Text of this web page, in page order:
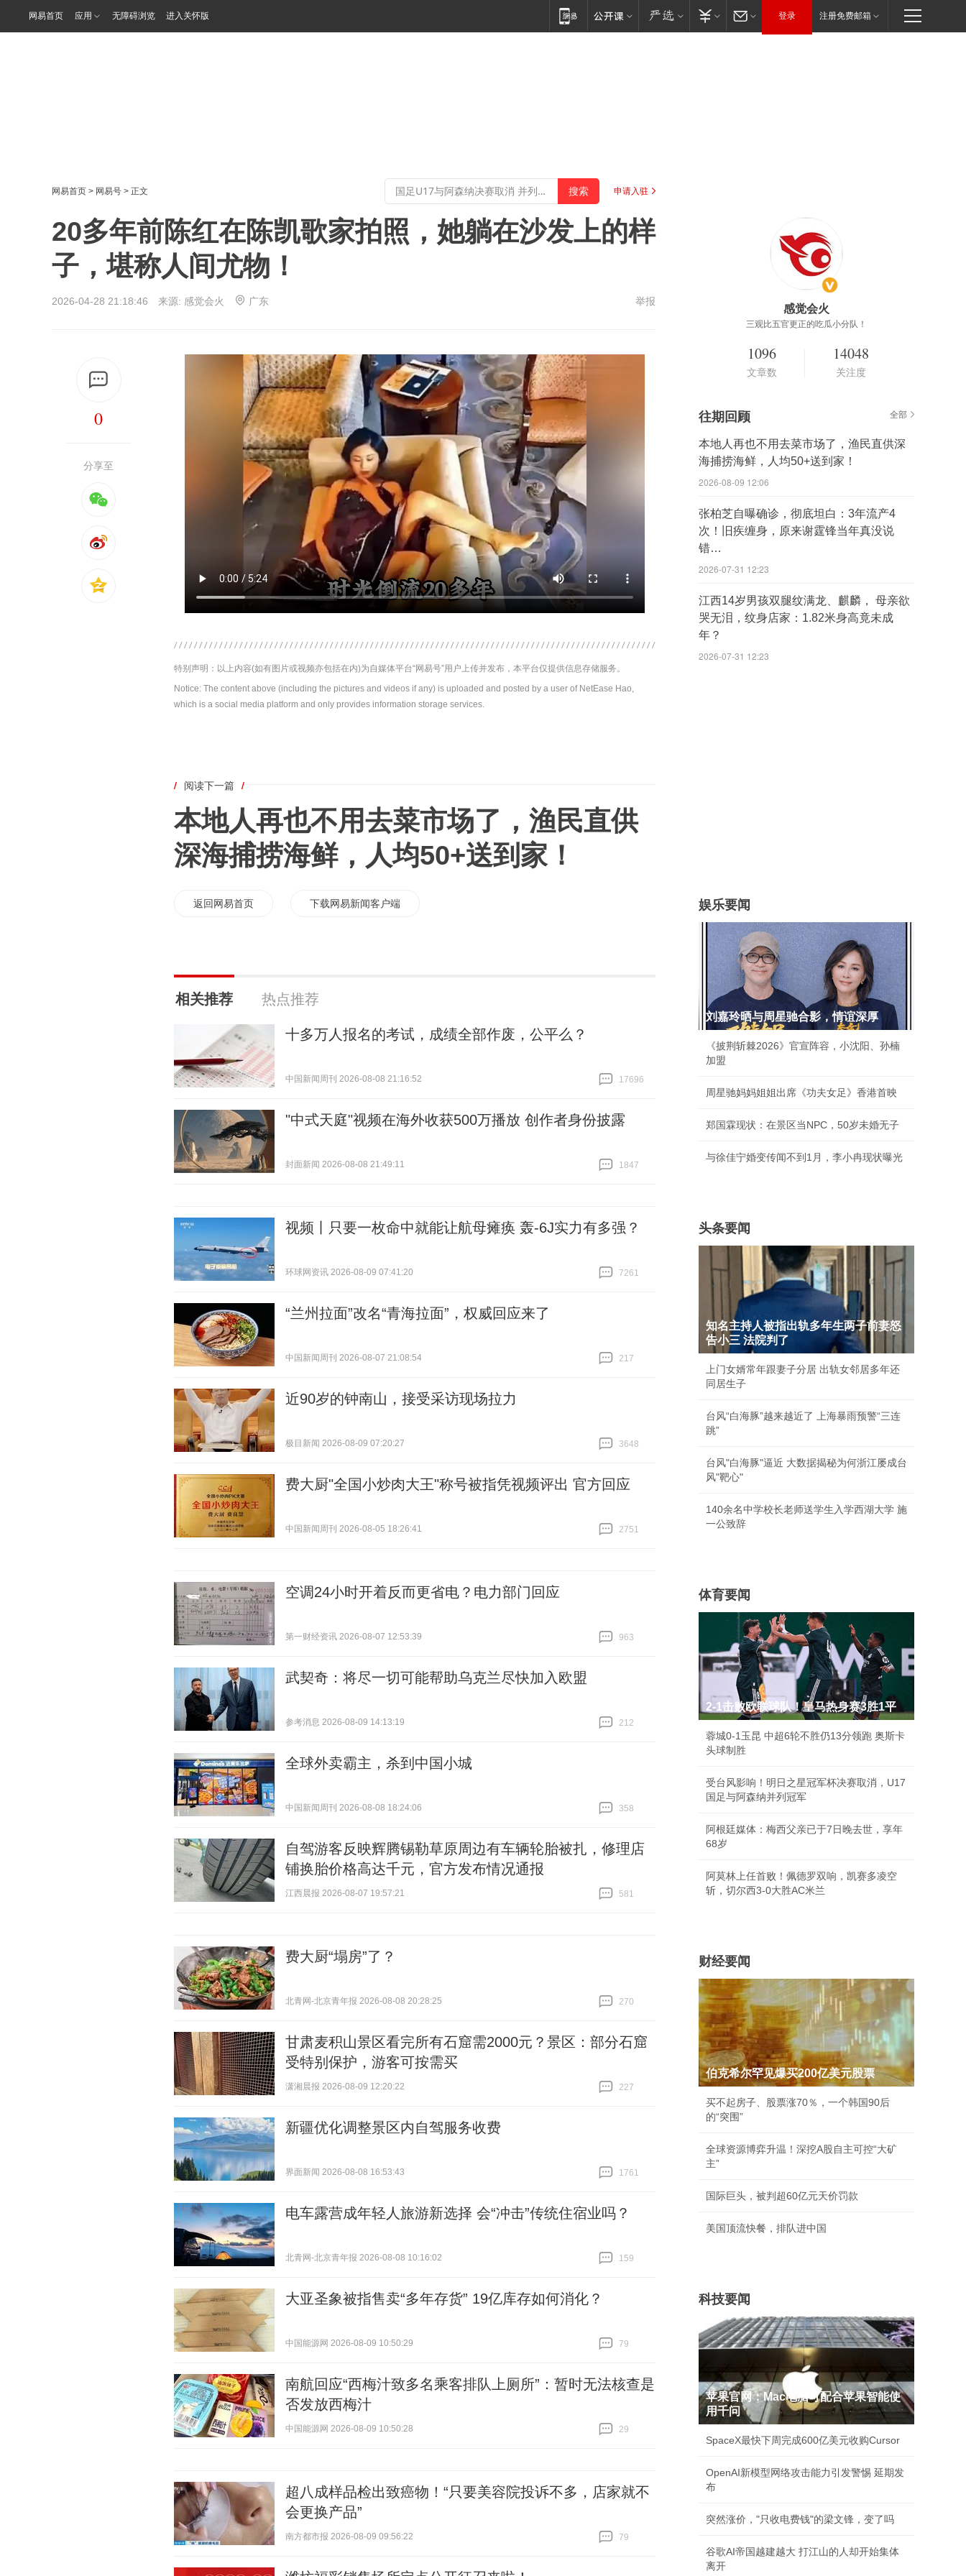
网易首页 应用 无障碍浏览 进入关怀版 登录 注册免费邮箱
网易首页 > 网易号 > 正文 申请入驻
20多年前陈红在陈凯歌家拍照，她躺在沙发上的样
子，堪称人间尤物！
2026-04-28 21:18:46 来源: 感觉会火 广东 举报
0
分享至
特别声明：以上内容(如有图片或视频亦包括在内)为自媒体平台“网易号”用户上传并发布，本平台仅提供信息存储服务。
Notice: The content above (including the pictures and videos if any) is uploaded and posted by a user of NetEase Hao,
which is a social media platform and only provides information storage services.
/ 阅读下一篇 /
本地人再也不用去菜市场了，渔民直供
深海捕捞海鲜，人均50+送到家！
返回网易首页 下载网易新闻客户端
相关推荐 热点推荐
十多万人报名的考试，成绩全部作废，公平么？
中国新闻周刊 2026-08-08 21:16:52
17696
"中式天庭"视频在海外收获500万播放 创作者身份披露
封面新闻 2026-08-08 21:49:11
1847
视频丨只要一枚命中就能让航母瘫痪 轰-6J实力有多强？
环球网资讯 2026-08-09 07:41:20
7261
“兰州拉面”改名“青海拉面”，权威回应来了
中国新闻周刊 2026-08-07 21:08:54
217
近90岁的钟南山，接受采访现场拉力
极目新闻 2026-08-09 07:20:27
3648
费大厨"全国小炒肉大王"称号被指凭视频评出 官方回应
中国新闻周刊 2026-08-05 18:26:41
2751
空调24小时开着反而更省电？电力部门回应
第一财经资讯 2026-08-07 12:53:39
963
武契奇：将尽一切可能帮助乌克兰尽快加入欧盟
参考消息 2026-08-09 14:13:19
212
全球外卖霸主，杀到中国小城
中国新闻周刊 2026-08-08 18:24:06
358
自驾游客反映辉腾锡勒草原周边有车辆轮胎被扎，修理店
铺换胎价格高达千元，官方发布情况通报
江西晨报 2026-08-07 19:57:21
581
费大厨“塌房”了？
北青网-北京青年报 2026-08-08 20:28:25
270
甘肃麦积山景区看完所有石窟需2000元？景区：部分石窟
受特别保护，游客可按需买
潇湘晨报 2026-08-09 12:20:22
227
新疆优化调整景区内自驾服务收费
界面新闻 2026-08-08 16:53:43
1761
电车露营成年轻人旅游新选择 会“冲击”传统住宿业吗？
北青网-北京青年报 2026-08-08 10:16:02
159
大亚圣象被指售卖“多年存货” 19亿库存如何消化？
中国能源网 2026-08-09 10:50:29
79
南航回应“西梅汁致多名乘客排队上厕所”：暂时无法核查是
否发放西梅汁
中国能源网 2026-08-09 10:50:28
29
超八成样品检出致癌物！“只要美容院投诉不多，店家就不
会更换产品”
南方都市报 2026-08-09 09:56:22
79
感觉会火
三观比五官更正的吃瓜小分队！
1096
文章数
14048
关注度
往期回顾 全部
本地人再也不用去菜市场了，渔民直供深
海捕捞海鲜，人均50+送到家！
2026-08-09 12:06
张柏芝自曝确诊，彻底坦白：3年流产4
次！旧疾缠身，原来谢霆锋当年真没说
错…
2026-07-31 12:23
江西14岁男孩双腿纹满龙、麒麟， 母亲欲
哭无泪，纹身店家：1.82米身高竟未成
年？
2026-07-31 12:23
娱乐要闻
刘嘉玲晒与周星驰合影，情谊深厚
《披荆斩棘2026》官宣阵容，小沈阳、孙楠
加盟
周星驰妈妈姐姐出席《功夫女足》香港首映
郑国霖现状：在景区当NPC，50岁未婚无子
与徐佳宁婚变传闻不到1月，李小冉现状曝光
头条要闻
知名主持人被指出轨多年生两子前妻怒
告小三 法院判了
上门女婿常年跟妻子分居 出轨女邻居多年还
同居生子
台风“白海豚”越来越近了 上海暴雨预警“三连
跳”
台风"白海豚"逼近 大数据揭秘为何浙江屡成台
风"靶心"
140余名中学校长老师送学生入学西湖大学 施
一公致辞
体育要闻
2-1击败欧联球队！皇马热身赛3胜1平
蓉城0-1玉昆 中超6轮不胜仍13分领跑 奥斯卡
头球制胜
受台风影响！明日之星冠军杯决赛取消，U17
国足与阿森纳并列冠军
阿根廷媒体：梅西父亲已于7日晚去世，享年
68岁
阿莫林上任首败！佩德罗双响，凯赛多凌空
斩，切尔西3-0大胜AC米兰
财经要闻
伯克希尔罕见爆买200亿美元股票
买不起房子、股票涨70％，一个韩国90后
的“突围”
全球资源博弈升温！深挖A股自主可控“大矿
主”
国际巨头，被判超60亿元天价罚款
美国顶流快餐，排队进中国
科技要闻
苹果官网：Mac电脑可配合苹果智能使
用千问
SpaceX最快下周完成600亿美元收购Cursor
OpenAI新模型网络攻击能力引发警惕 延期发
布
突然涨价，"只收电费钱"的梁文锋，变了吗
谷歌AI帝国越建越大 打江山的人却开始集体
离开